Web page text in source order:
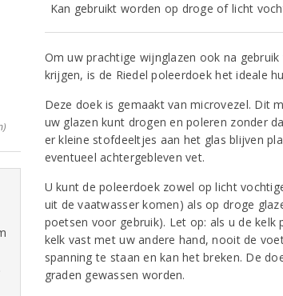
Kan gebruikt worden op droge of licht
Om uw prachtige wijnglazen ook na
krijgen, is de Riedel poleerdoek het ideale
Deze doek is gemaakt van microvezel. Dit
uw glazen kunt drogen en poleren zonder
er kleine stofdeeltjes aan het glas blijven
eventueel achtergebleven vet.
U kunt de poleerdoek zowel op licht
uit de vaatwasser komen) als op droge
poetsen voor gebruik). Let op: als u de
kelk vast met uw andere hand, nooit de
spanning te staan en kan het breken. De
graden gewassen worden.